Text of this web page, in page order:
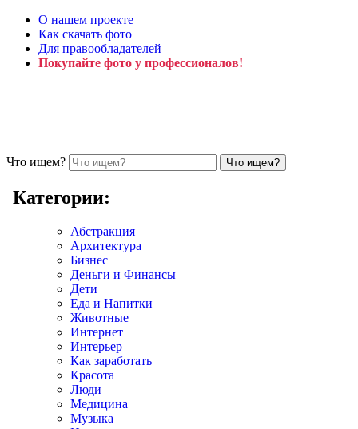
О нашем проекте
Как скачать фото
Для правообладателей
Покупайте фото у профессионалов!
Что ищем?
Категории:
Абстракция
Архитектура
Бизнес
Деньги и Финансы
Дети
Еда и Напитки
Животные
Интернет
Интерьер
Как заработать
Красота
Люди
Медицина
Музыка